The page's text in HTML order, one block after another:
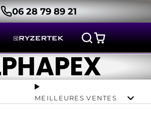
06 28 79 89 21
MEILLEURES VENTES